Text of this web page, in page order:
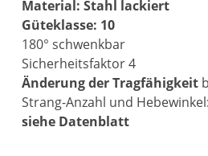
Material: Stahl lackiert
Güteklasse: 10
180° schwenkbar
Sicherheitsfaktor 4
Änderung der Tragfähigkeit
Strang-Anzahl und Hebewinkel:
siehe Datenblatt